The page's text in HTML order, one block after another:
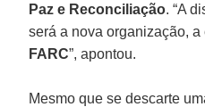
Paz e Reconciliação. “A
será a nova organização,
FARC”, apontou.
Mesmo que se descarte